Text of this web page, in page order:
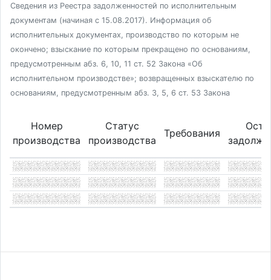
Сведения из Реестра задолженностей по исполнительным
документам (начиная с 15.08.2017). Информация об
исполнительных документах, производство по которым не
окончено; взыскание по которым прекращено по основаниям,
предусмотренным абз. 6, 10, 11 ст. 52 Закона «Об
исполнительном производстве»; возвращенных взыскателю по
основаниям, предусмотренным абз. 3, 5, 6 ст. 53 Закона
Номер
производства
Статус
производства
Требования